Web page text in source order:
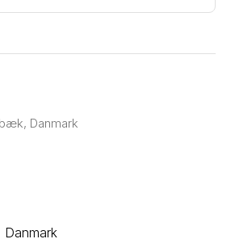
diskolys - Mulighed for at
Danmark